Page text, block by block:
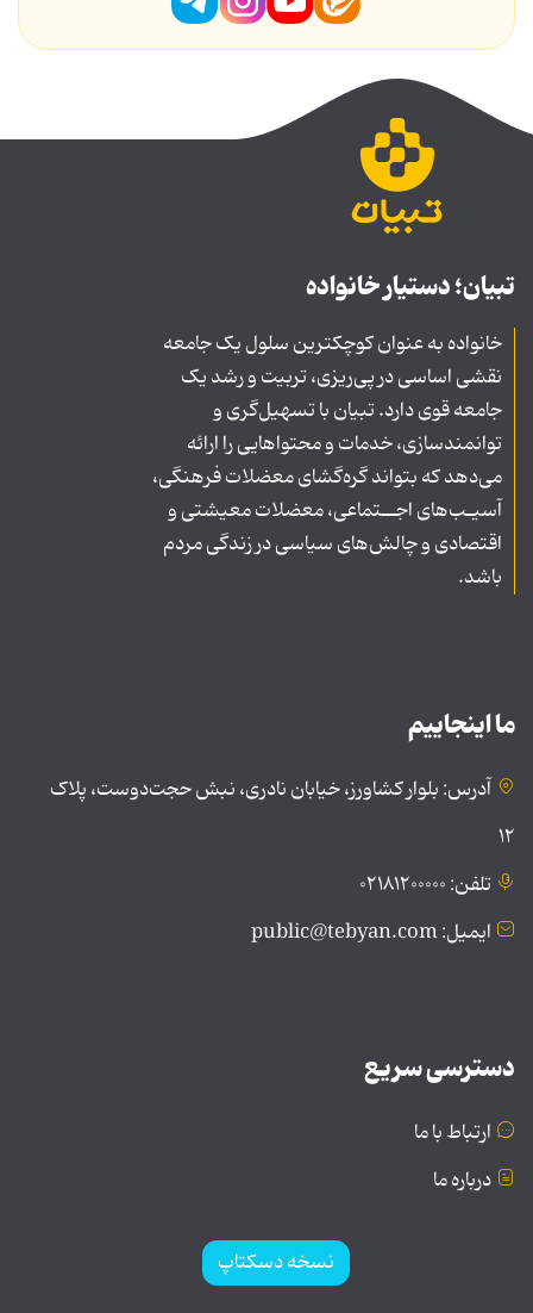
تبیان؛ دستیار خانواده
خانواده به عنوان کوچکترین سلول یک جامعه
نقشی اساسی در پی‌ریزی، تربیت و رشد یک
جامعه قوی دارد. تبیان با تسهیل‌گری و
توانمندسازی، خدمات و محتواهایی را ارائه
می‌دهد که بتواند گره‌گشای معضلات فرهنگی،
آسیـب‌های اجــتماعی، معضلات معیشتی و
اقتصادی و چالش‌های سیاسی در زندگی مردم
باشد.
ما اینجاییم
آدرس: بلوار کشاورز، خیابان نادری، نبش حجت‌دوست، پلاک
۱۲
تلفن: ۰۲۱۸۱۲۰۰۰۰۰
ایمیل: public@tebyan.com
دسترسی سریع
ارتباط با ما
درباره ما
نسخه دسکتاپ